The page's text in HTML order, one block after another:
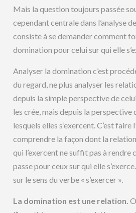
Mais la question toujours passée
cependant centrale dans l’analyse
consiste à se demander comment
domination pour celui sur qui elle
Analyser la domination c’est
du regard, ne plus analyser les
depuis la simple perspective de
les crée, mais depuis la perspective
lesquels elles s’exercent. C’est faire
comprendre la façon dont la
qui l’exercent ne suffit pas à rendre
passe pour ceux sur qui elle
sur le sens du verbe « s’exercer ».
La domination est une relation.